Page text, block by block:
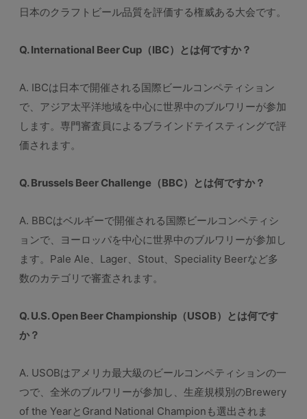
日本のクラフトビール品質を評価する権威ある大会です。
Q. International Beer Cup（IBC）とは何ですか？
A. IBCは日本で開催される国際ビールコンペティション
で、アジア太平洋地域を中心に世界中のブルワリーが参加
します。専門審査員によるブラインドテイスティングで評
価されます。
Q. Brussels Beer Challenge（BBC）とは何ですか？
A. BBCはベルギーで開催される国際ビールコンペティシ
ョンで、ヨーロッパを中心に世界中のブルワリーが参加し
ます。Pale Ale、Lager、Stout、Speciality Beerなど多
数のカテゴリで審査されます。
Q. U.S. Open Beer Championship（USOB）とは何です
か？
A. USOBはアメリカ最大級のビールコンペティションの一
つで、全米のブルワリーが参加し、生産規模別のBrewery
of the YearとGrand National Championも選出されま